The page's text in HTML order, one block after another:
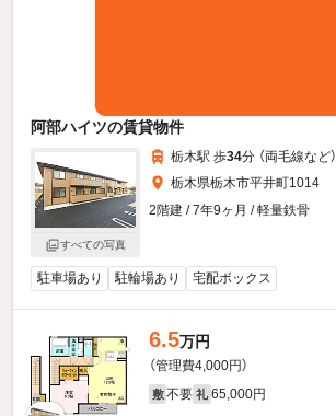
阿部ハイツの賃貸物件
すべての写真
栃木駅 歩34分 （両毛線など）
栃木県栃木市平井町1014
2階建 / 7年9ヶ月 / 軽量鉄骨
駐車場あり 駐輪場あり 宅配ボックス
6.5万円
（管理費4,000円）
敷 不要 礼 65,000円